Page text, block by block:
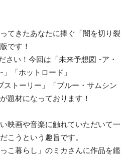
てきたあなたに捧ぐ「闇を切り裂
です！
さい！今回は「未来予想図 -ア・
「ホットロード」
ストーリー」「ブルー・サムシン
題材になっております！
映画や音楽に触れていただいて一
こうという趣旨です。
こ暮らし」のミカさんに作品を鑑